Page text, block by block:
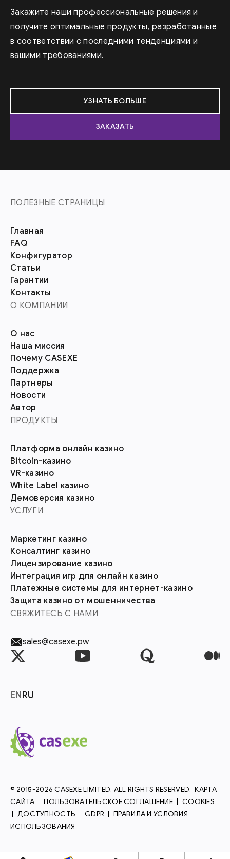
Закажите наши профессиональные решения и
получите оптимальные продукты, разработанные
в соответствии с последними тенденциями и
вашими требованиями.
УЗНАТЬ БОЛЬШЕ
ЗАКАЗАТЬ
СВЯЖИТЕСЬ С НАМИ
sales@casexe.pw
EN RU
ПОЛЕЗНЫЕ СТРАНИЦЫ
Главная
FAQ
Конфигуратор
Статьи
Гарантии
Контакты
О КОМПАНИИ
О нас
Наша миссия
Почему CASEXE
Поддержка
Партнеры
Новости
Автор
ПРОДУКТЫ
Платформа онлайн казино
Bitcoin-казино
VR-казино
White Label казино
Демоверсия казино
УСЛУГИ
Маркетинг казино
Консалтинг казино
Лицензирование казино
Интеграция игр для онлайн казино
Платежные системы для интернет-казино
Защита казино от мошенничества
© 2015-2026 CASEXE LIMITED. ALL RIGHTS RESERVED. КАРТА
САЙТА
ПОЛЬЗОВАТЕЛЬСКОЕ СОГЛАШЕНИЕ
COOKIES
ДОСТУПНОСТЬ
GDPR
ПРАВИЛА И УСЛОВИЯ
ИСПОЛЬЗОВАНИЯ